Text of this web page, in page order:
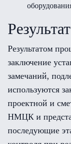
Результат
Результатом
заключение
замечаний,
используются
проектной и
НМЦК и
последующие